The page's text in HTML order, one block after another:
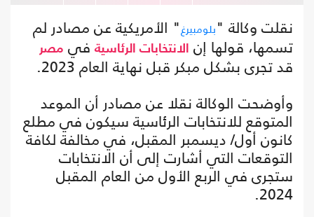
نقلت وكالة "بلومبيرغ" الأمريكية عن مصادر لم
تسمها، قولها إن
الانتخابات الرئاسية في مصر
قد تجرى بشكل مبكر قبل نهاية العام 2023.
وأوضحت الوكالة نقلا عن مصادر أن الموعد
المتوقع للانتخابات الرئاسية سيكون في مطلع
كانون أول/ ديسمبر المقبل، في مخالفة لكافة
التوقعات التي أشارت إلى أن الانتخابات
ستجرى في الربع الأول من العام المقبل
2024.